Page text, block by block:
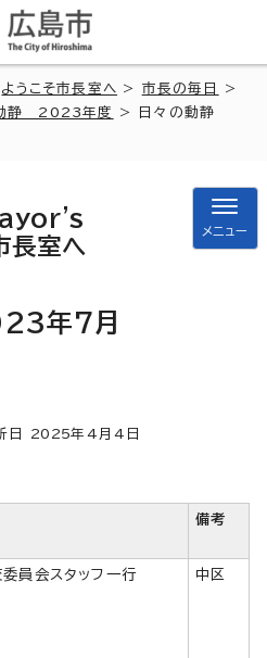
ようこそ市長室へ > 市長の毎日
>
静 2023年度
> 日々の動静
長室へ
メニュー
年7月
2025年4月4日
備考
員会スタッフ一行 中区